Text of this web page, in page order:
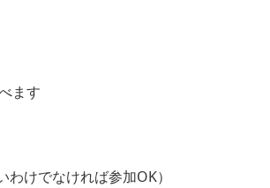
ます
けでなければ参加OK）